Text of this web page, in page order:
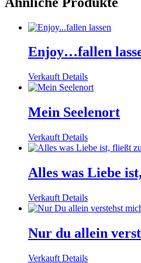
Enjoy…fallen
Verkauft Details
Mein Seelenort
Verkauft Details
Alles was Liebe
Verkauft Details
Nur du allein
Verkauft Details